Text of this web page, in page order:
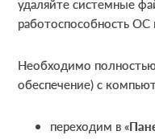
удаляйте системные
работоспособность ОС
Необходимо
обеспечение) с
переходим в «